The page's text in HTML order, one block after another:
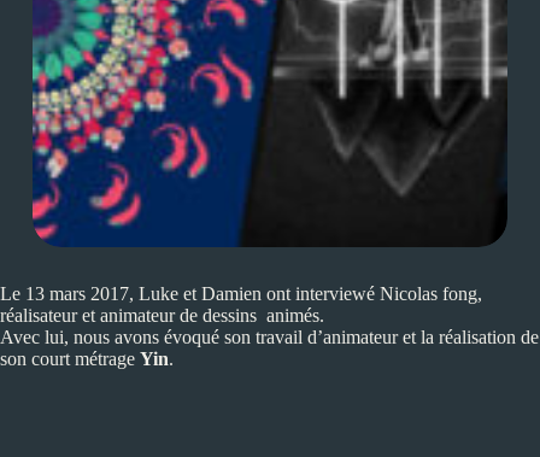
Le 13 mars 2017, Luke et Damien ont interviewé Nicolas fong,
réalisateur et animateur de dessins animés.
Avec lui, nous avons évoqué son travail d’animateur et la réalisation de
son court métrage Yin.